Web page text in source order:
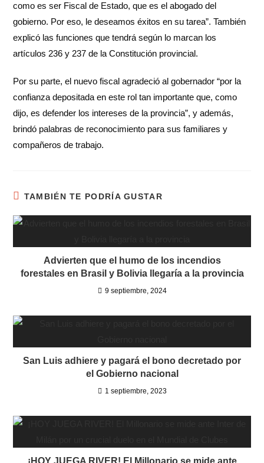
como es ser Fiscal de Estado, que es el abogado del
gobierno. Por eso, le deseamos éxitos en su tarea”. También
explicó las funciones que tendrá según lo marcan los
artículos 236 y 237 de la Constitución provincial.
Por su parte, el nuevo fiscal agradeció al gobernador “por la
confianza depositada en este rol tan importante que, como
dijo, es defender los intereses de la provincia”, y además,
brindó palabras de reconocimiento para sus familiares y
compañeros de trabajo.
TAMBIÉN TE PODRÍA GUSTAR
Advierten que el humo de los incendios
forestales en Brasil y Bolivia llegaría a la provincia
9 septiembre, 2024
San Luis adhiere y pagará el bono decretado por
el Gobierno nacional
1 septiembre, 2023